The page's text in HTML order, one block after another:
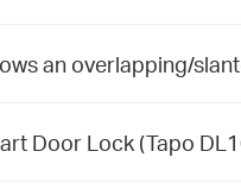
an overlapping/
Door Lock (Tapo